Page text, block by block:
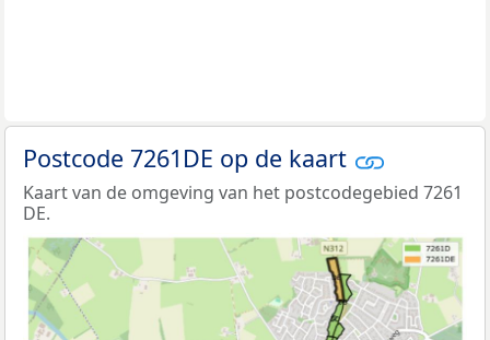
Postcode 7261DE op de kaart
Kaart van de omgeving van het postcodegebied 7261
DE.